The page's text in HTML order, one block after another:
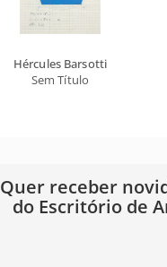
Hércules Barsotti
Sem Título
Quer receber
do Escritório de